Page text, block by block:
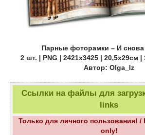
Парные фоторамки – И
2 шт. | PNG | 2421x3425 | 20,5х29см |
Автор: Olga_lz
Ссылки на файлы для
links
Только для личного пользования! /
only!